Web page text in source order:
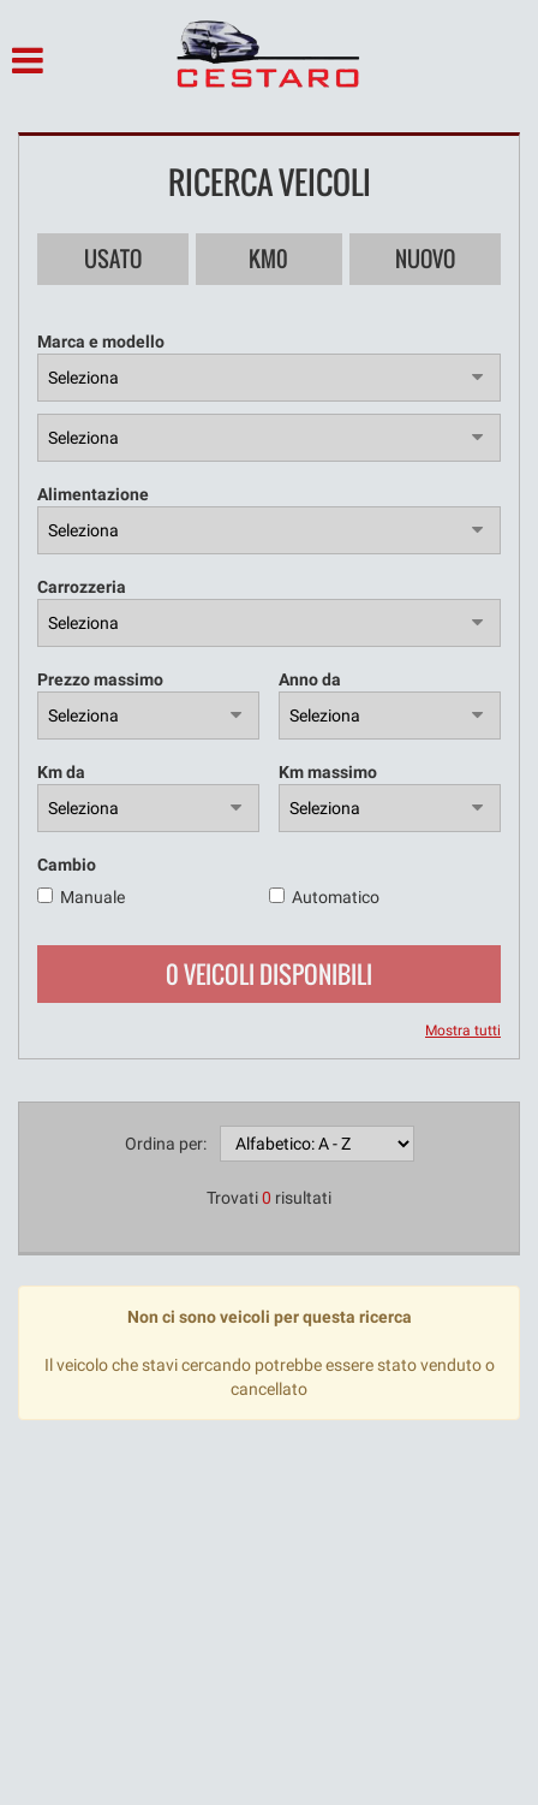
ASSISTENZA
CONTATTI
NOLEGGIO
OFFICINA
NOLEGGIO A BREVE E LUNGO
TERMINE
RICERCA VEICOLI
USATO KM0 NUOVO
Marca e modello
Alimentazione
Carrozzeria
Prezzo massimo Anno da
Km da Km massimo
Cambio
Manuale
Automatico
0 VEICOLI DISPONIBILI
Mostra tutti
Ordina per:
Trovati0 risultati
Non ci sono veicoli per questa ricerca
Il veicolo che stavi cercando potrebbe essere stato venduto o
cancellato